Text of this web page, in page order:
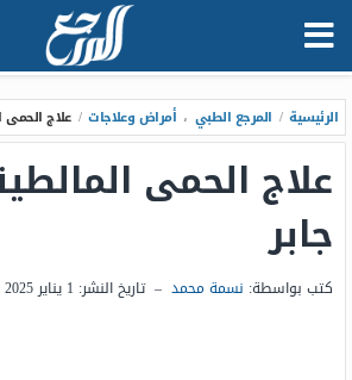
الرئيسية / المرجع الطبي ، أمراض وعلاجات / علاج الحمى
علاج الحمى
جابر
كتب بواسطة: نسمة محمد – تاريخ النشر: 1 يناير 2025 - 9:16م